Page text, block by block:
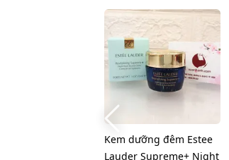
Kem dưỡng đêm Estee
Lauder Supreme+ Night